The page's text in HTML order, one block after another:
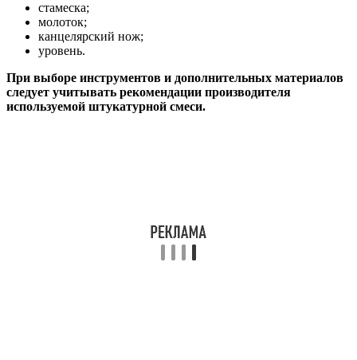
стамеска;
молоток;
канцелярский нож;
уровень.
При выборе инструментов и дополнительных материалов
следует учитывать рекомендации производителя
используемой штукатурной смеси.